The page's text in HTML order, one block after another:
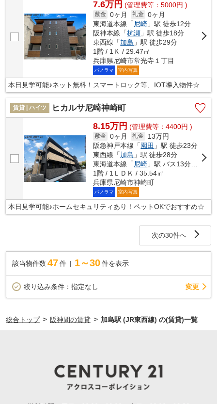
7.6万円 (管理費等：5000円 )
敷金 0ヶ月 礼金 0ヶ月
東海道本線「 尼崎 」駅 徒歩12分
阪神本線「杭瀬 」駅 徒歩18分
東西線「加島 」駅 徒歩29分
1階 / 1Ｋ / 29.47㎡
兵庫県尼崎市常光寺１丁目
パノラマ 室内写真
本日見学可能♪ネット無料！スマートロック等、IOT導入物件☆
賃貸 | ハイツ ヒカルサ尼崎神崎町
8.15万円 (管理費等：4400円 )
敷金 0ヶ月 礼金
13万円
阪急神戸本線「園田 」駅 徒歩23分
東西線「加島 」駅 徒歩28分
東海道本線「 尼崎 」駅 バス13分 「神崎北団地」 停歩7分
1階 / 1ＬＤＫ / 35.54㎡
兵庫県尼崎市神崎町
パノラマ 室内写真
本日見学可能♪ホームセキュリティあり！ペットOKでおすすめ☆
次の30件へ
該当物件数 47件 1～30 件を表示
絞り込み条件： 指定なし 変更
総合トップ > 阪神間の賃貸 > 加島駅 (JR東西線) の(賃貸)一覧